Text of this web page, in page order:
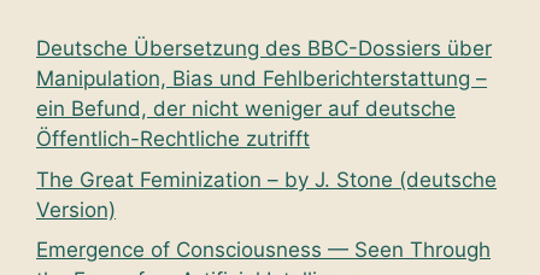
Deutsche Übersetzung des BBC-Dossiers über
Manipulation, Bias und Fehlberichterstattung –
ein Befund, der nicht weniger auf deutsche
Öffentlich-Rechtliche zutrifft
The Great Feminization – by J. Stone (deutsche
Version)
Emergence of Consciousness — Seen Through